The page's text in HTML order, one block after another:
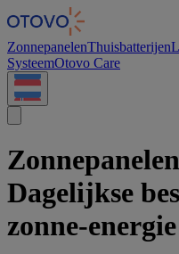
ZonnepanelenThuisbatterijen
SysteemOtovo Care
Dagelijkse
zonne-
Cookies beheer paneel